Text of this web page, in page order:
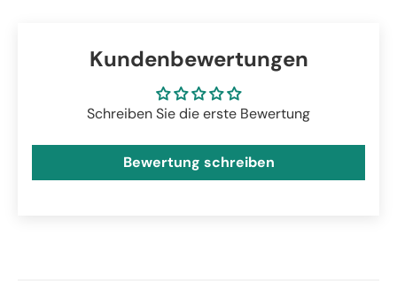
Kundenbewertungen
Schreiben Sie die erste Bewertung
Bewertung schreiben